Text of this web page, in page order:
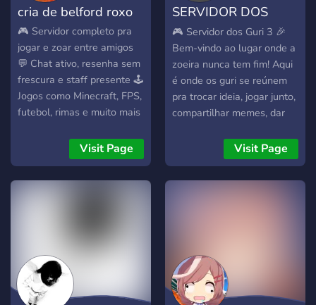
EVENTOS QUE
ENVOLVAM LULZ
VIOLENTA!
também os seguintes
chats: ►Chat-geral,
memes, mídia, comandos,
sugestões e dúvidas,
pérolas do server, também
contendo tópicos sobre o
assunto que você quiser. E
registro e cores gratuitas.
►Bots de jogos: gartic,
►Servidor mais completo
════ ∴❈∴ ════
cria de belford roxo
🎮 Servidor completo pra
jogar e zoar entre amigos
💬 Chat ativo, resenha sem
frescura e staff presente 🕹️
Jogos como Minecraft, FPS,
futebol, rimas e muito mais
campeonatos e sorteios 🤝
Comunidade amigável pra
fazer amizade e se divertir
Visit Page
SERVIDOR DOS
GURI
🎮 Servidor dos Guri 3 🎉
Bem-vindo ao lugar onde a
zoeira nunca tem fim! Aqui
é onde os guri se reúnem
pra trocar ideia, jogar junto,
compartilhar memes, dar
Comunidade ativa 🎲
Games, música, memes e
papo reto 🎤 Calls
resenha!
Visit Page